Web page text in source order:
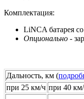
Комплектация:
LiNCA батарея
Опционально -
Дальность, км (
при 25 км/ч при 40